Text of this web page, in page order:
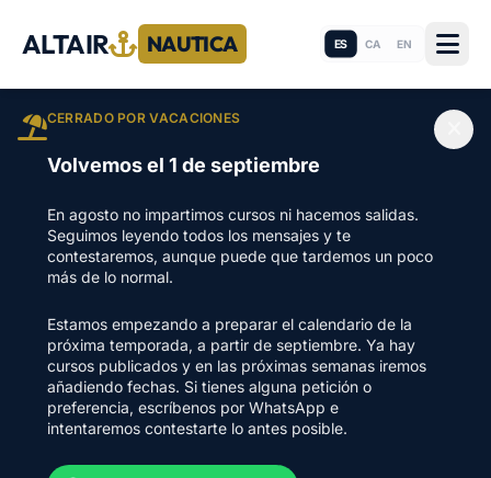
ALTAIR NAUTICA ES CA EN
CERRADO POR VACACIONES
Volvemos el 1 de septiembre
En agosto no impartimos cursos ni hacemos salidas.
Seguimos leyendo todos los mensajes y te
contestaremos, aunque puede que tardemos un poco
más de lo normal.
Estamos empezando a preparar el calendario de la
próxima temporada, a partir de septiembre. Ya hay
cursos publicados y en las próximas semanas iremos
añadiendo fechas. Si tienes alguna petición o
preferencia, escríbenos por WhatsApp e
intentaremos contestarte lo antes posible.